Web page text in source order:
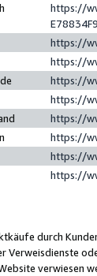
https://
https://
https://
https://
https://
https://
https://
https://
https://
durch
Verweisdienste
verwiesen